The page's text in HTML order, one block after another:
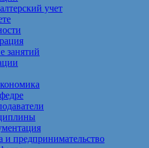
учет
занятий
и предпринимательство